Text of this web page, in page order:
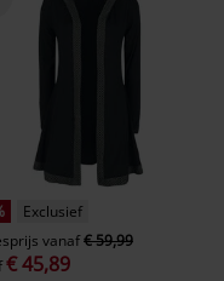
Exclusief
vanaf€ 59,99
€ 45,89